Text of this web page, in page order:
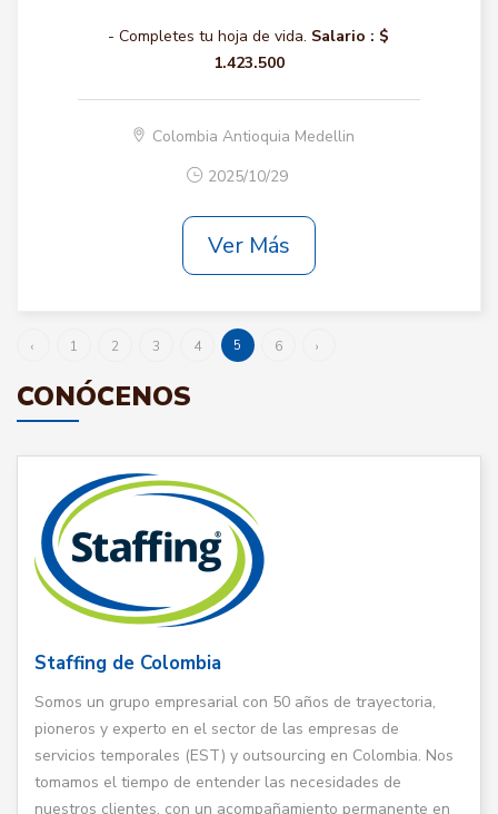
- Completes tu hoja de vida. Salario : $
1.423.500
Colombia Antioquia Medellin
2025/10/29
Ver Más
‹ 1 2 3 4 5 6 ›
CONÓCENOS
Staffing de Colombia
Somos un grupo empresarial con 50 años de trayectoria,
pioneros y experto en el sector de las empresas de
servicios temporales (EST) y outsourcing en Colombia. Nos
tomamos el tiempo de entender las necesidades de
nuestros clientes, con un acompañamiento permanente en